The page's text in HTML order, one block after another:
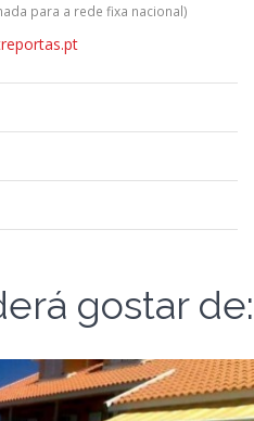
para a rede fixa nacional)
gostar de: